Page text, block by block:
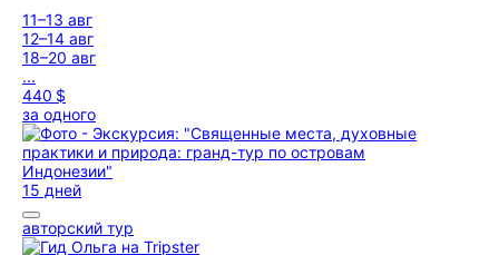
11–13 авг
12–14 авг
18–20 авг
...
440 $
за одного
15 дней
авторский тур